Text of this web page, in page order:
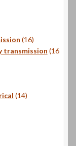
1616
produits
transmission 16
1414